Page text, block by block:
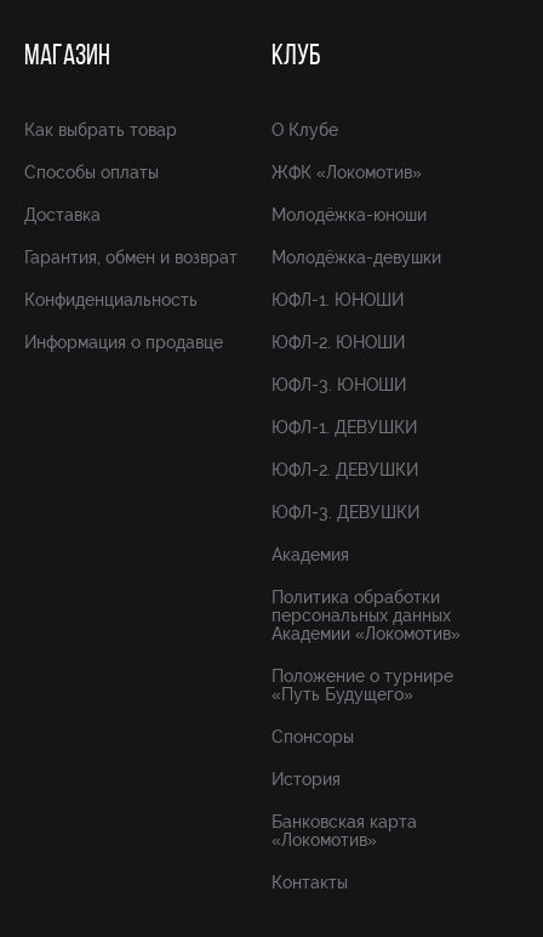
МАГАЗИН
Как выбрать товар
Способы оплаты
Доставка
Гарантия, обмен и возврат
Конфиденциальность
Информация о продавце
КЛУБ
О Клубе
ЖФК «Локомотив»
Молодёжка-юноши
Молодёжка-девушки
ЮФЛ-1. ЮНОШИ
ЮФЛ-2. ЮНОШИ
ЮФЛ-3. ЮНОШИ
ЮФЛ-1. ДЕВУШКИ
ЮФЛ-2. ДЕВУШКИ
ЮФЛ-3. ДЕВУШКИ
Академия
Политика обработки
персональных данных
Академии «Локомотив»
Положение о турнире
«Путь Будущего»
Спонсоры
История
Банковская карта
«Локомотив»
Контакты